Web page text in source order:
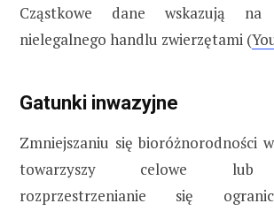
Cząstkowe dane wskazują
nielegalnego handlu zwierzętami (
Gatunki inwazyjne
Zmniejszaniu się bioróżnorodności
towarzyszy celowe lub
rozprzestrzenianie się